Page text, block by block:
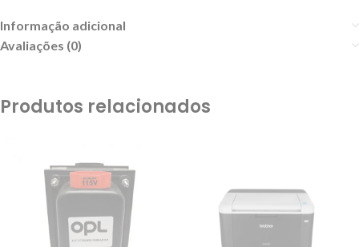
Informação adicional
Avaliações (0)
Produtos relacionados